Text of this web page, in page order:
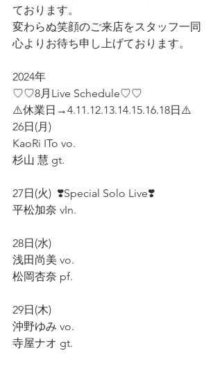
ております。
変わらぬ笑顔のご来店をスタッフ一同
心よりお待ち申し上げております。
2024年
♡♡8月Live Schedule♡♡
⚠️休業日→4.11.12.13.14.15.16.18日⚠️
26日(月)
KaoRi ITo vo.
杉山 慧 gt.
27日(火)  ❣️Special Solo Live❣️
平松加奈 vIn.
28日(水)
浅田尚美 vo.
松岡杏奈 pf.
29日(木)
沖野ゆみ vo.
寺屋ナオ gt.